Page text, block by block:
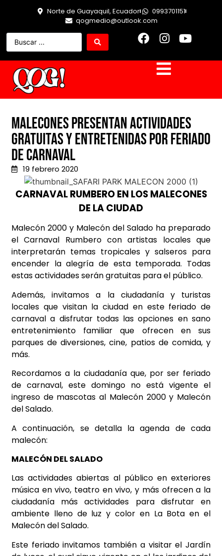
Norte de Guayaquil, Ecuador
0993701151
qogmedio@outlook.com
MALECONES PRESENTAN ACTIVIDADES
GRATUITAS Y ENTRETENIDAS POR FERIADO
DE CARNAVAL
19 febrero 2020
CARNAVAL RUMBERO EN LOS MALECONES
DE LA CIUDAD
Malecón 2000 y Malecón del Salado ha preparado
el Carnaval Rumbero con artistas locales que
interpretarán temas tropicales y salseros para
encender la alegría de esta temporada. Todas
estas actividades serán gratuitas para el público.
Además, invitamos a la ciudadanía y turistas
locales que visitan la ciudad en este feriado de
carnaval a disfrutar todas las opciones en sano
entretenimiento familiar que ofrecen en sus
parques de diversiones, cine, patios de comida, y
más.
Recordamos a la ciudadanía que, por ser feriado
de carnaval, este domingo no está vigente el
ingreso de mascotas al Malecón 2000 y Malecón
del Salado.
A continuación, se detalla la agenda de cada
malecón:
MALECÓN DEL SALADO
Las actividades abiertas al público en exteriores
música en vivo, teatro en vivo, y más ofrecen a la
ciudadanía más actividades para disfrutar en
ambiente lleno de luz y color en La Bota en el
Malecón del Salado.
Este feriado invitamos también a visitar el Jardín